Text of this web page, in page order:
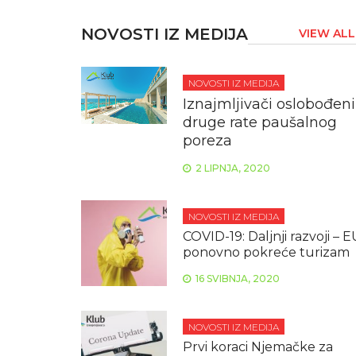
NOVOSTI IZ MEDIJA VIEW ALL
NOVOSTI IZ MEDIJA
Iznajmljivači oslobođeni
druge rate paušalnog
poreza
2 LIPNJA, 2020
NOVOSTI IZ MEDIJA
COVID-19: Daljnji razvoji –
ponovno pokreće turizam
16 SVIBNJA, 2020
NOVOSTI IZ MEDIJA
Prvi koraci Njemačke za